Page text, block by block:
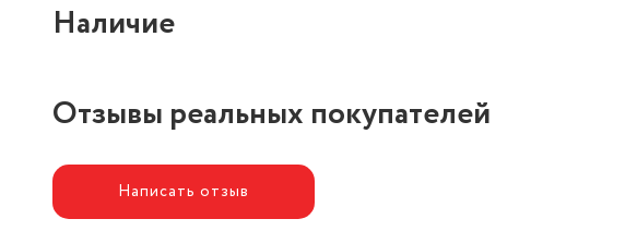
Наличие
Отзывы реальных покупателей
Написать отзыв